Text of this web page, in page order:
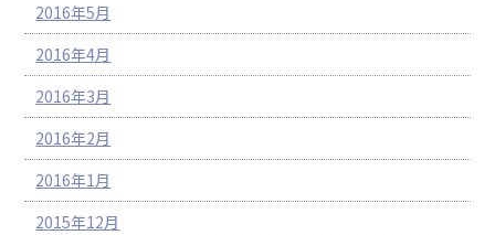
2016年5月
2016年4月
2016年3月
2016年2月
2016年1月
2015年12月